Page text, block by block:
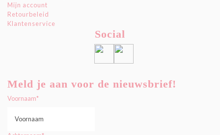
Mijn account
Retourbeleid
Klantenservice
Social
Meld je aan voor de nieuwsbrief!
Voornaam*